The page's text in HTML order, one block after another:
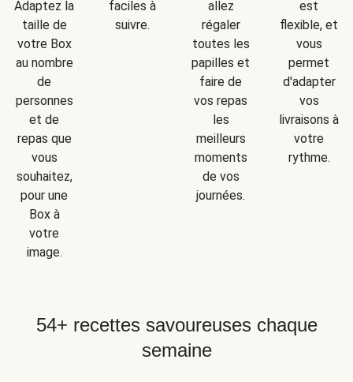
Adaptez la
taille de
votre Box
au nombre
de
personnes
et de
repas que
vous
souhaitez,
pour une
Box à
votre
image.
faciles à
suivre.
allez
régaler
toutes les
papilles et
faire de
vos repas
les
meilleurs
moments
de vos
journées.
est
flexible, et
vous
permet
d'adapter
vos
livraisons à
votre
rythme.
54+ recettes savoureuses chaque
semaine